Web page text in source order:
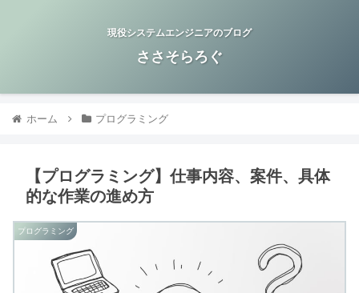
現役システムエンジニアのブログ
ささそらろぐ
ホーム プログラミング
【プログラミング】仕事内容、案件、具体
的な作業の進め方
プログラミング